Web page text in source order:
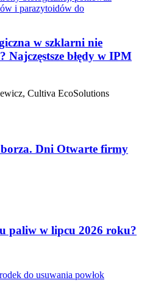
w szklarni nie
błędy w IPM
Cultiva EcoSolutions
Dni Otwarte firmy
paliw w lipcu 2026 roku?